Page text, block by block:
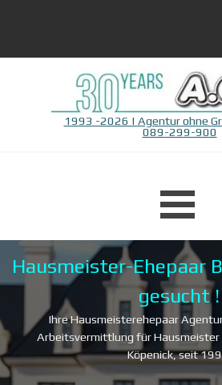
1993 -2026 | Agentur ohne
089-299-900
Hausmeister-Ehepaar
gesucht !
Ihre Hausmeisterehepaar
Arbeitsvermittlung für Hausmeister
Köpenick, seit